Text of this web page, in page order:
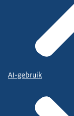
AI-gebruik